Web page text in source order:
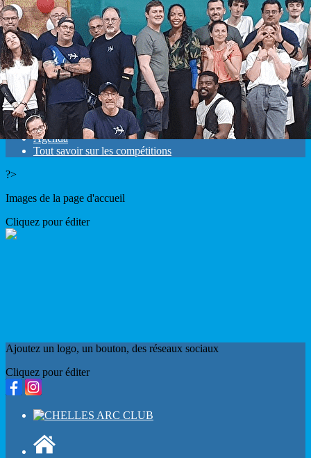
Exporter les lignes sélectionnées
Exporter toutes les colonnes
Exporter uniquement les colonnes affichées
Menu
<
>
Résultats
Mandats
Agenda
Tout savoir sur les compétitions
?>
Images de la page d'accueil
Cliquez pour éditer
Ajoutez un logo, un bouton, des réseaux sociaux
Cliquez pour éditer